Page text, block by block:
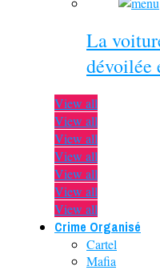
La
dévoilée
View all
View all
View all
View all
View all
View all
View all
Crime Organisé
Cartel
Mafia